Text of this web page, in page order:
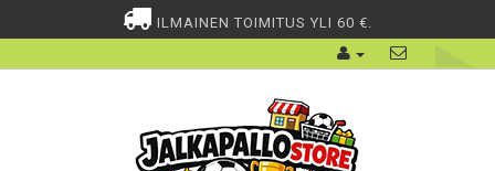
ILMAINEN TOIMITUS YLI 60 €.